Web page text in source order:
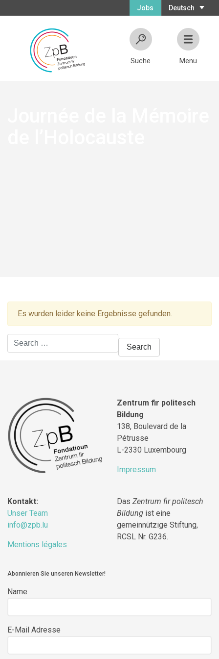
Deutsch
Jobs
Suche Menu
Es wurden leider keine Ergebnisse gefunden.
Search
for:
Zentrum fir politesch
Bildung
138, Boulevard de la
Pétrusse
L-2330 Luxembourg
Impressum
Kontakt:
Unser Team
info@zpb.lu
Mentions légales
Das Zentrum fir politesch
Bildung ist eine
gemeinnützige Stiftung,
RCSL Nr. G236.
Abonnieren Sie unseren Newsletter!
Name
E-Mail Adresse